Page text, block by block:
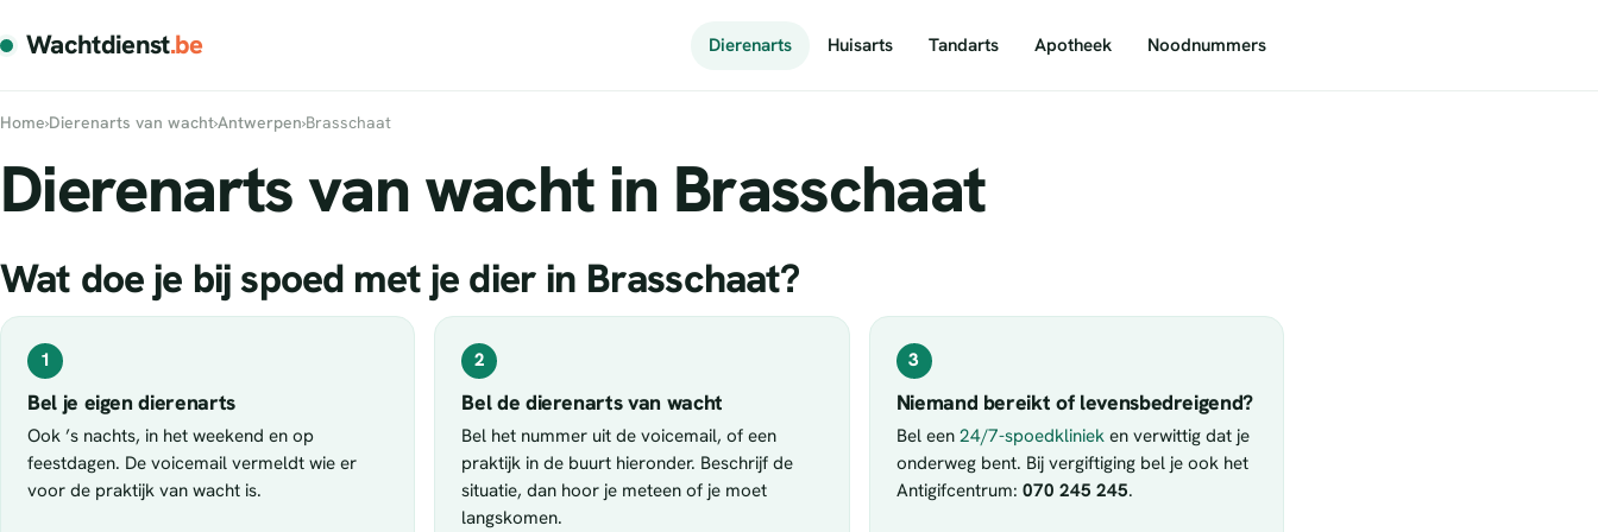
Wachtdienst.be Dierenarts Huisarts Tandarts Apotheek Noodnummers
Home›Dierenarts van wacht›Antwerpen›Brasschaat
Dierenarts van wacht in Brasschaat
Wat doe je bij spoed met je dier in Brasschaat?
1
Bel je eigen dierenarts
Ook ’s nachts, in het weekend en op
feestdagen. De voicemail vermeldt wie er
voor de praktijk van wacht is.
2
Bel de dierenarts van wacht
Bel het nummer uit de voicemail, of een
praktijk in de buurt hieronder. Beschrijf de
situatie, dan hoor je meteen of je moet
langskomen.
3
Niemand bereikt of levensbedreigend?
Bel een 24/7-spoedklinieken verwittig dat je
onderweg bent. Bij vergiftiging bel je ook het
Antigifcentrum: 070 245 245.